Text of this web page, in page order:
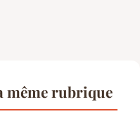
même rubrique